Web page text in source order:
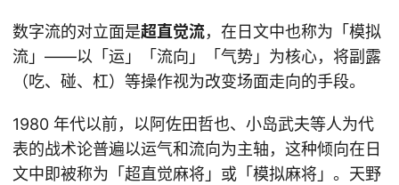
数字流的对立面是超直觉流，在日文中也称为「模拟
流」——以「运」「流向」「气势」为核心，将副露
（吃、碰、杠）等操作视为改变场面走向的手段。
1980 年代以前，以阿佐田哲也、小岛武夫等人为代
表的战术论普遍以运气和流向为主轴，这种倾向在日
文中即被称为「超直觉麻将」或「模拟麻将」。天野